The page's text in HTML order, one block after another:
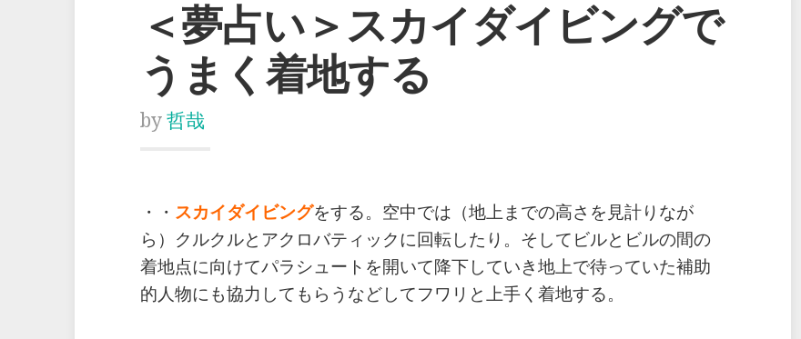
＜夢占い＞スカイダイビングで
うまく着地する
by 哲哉
・・ スカイダイビングをする。空中では（地上までの高さを見計りなが
ら）クルクルとアクロバティックに回転したり。そしてビルとビルの間の
着地点に向けてパラシュートを開いて降下していき地上で待っていた補助
的人物にも協力してもらうなどしてフワリと上手く着地する。